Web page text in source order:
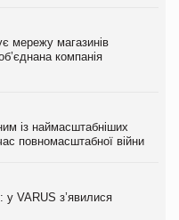
мережу магазинів
компанія
із наймасштабніших
повномасштабної війни
VARUS з’явилися
мережу магазинів
компанія
із наймасштабніших
повномасштабної війни
VARUS з’явилися
за квартал